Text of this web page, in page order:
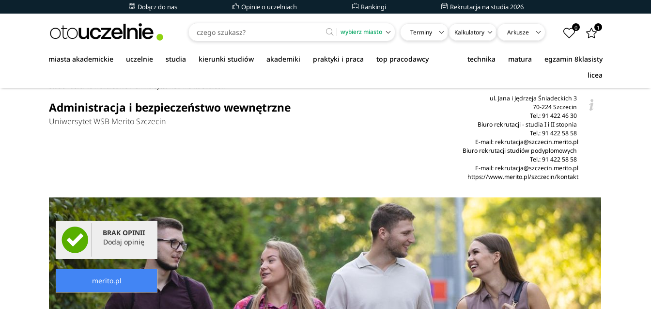
Dołącz do nas Opinie o uczelniach Rankingi Rekrutacja na studia 2026
wybierz miasto Terminy Kalkulatory Arkusze
0 1
miasta akademickie uczelnie studia kierunki studiów akademiki praktyki i praca top pracodawcy egzamin 8klasisty
matura
technika
licea
Studia i uczelnie w Szczecinie Uniwersytet WSB Merito Szczecin
Administracja i bezpieczeństwo wewnętrzne
Uniwersytet WSB Merito Szczecin
ul. Jana i Jędrzeja Śniadeckich 3
70-224 Szczecin
Tel.: 91 422 46 30
Biuro rekrutacji - studia I i II stopnia
Tel.: 91 422 58 58
E-mail: rekrutacja@szczecin.merito.pl
Biuro rekrutacji studiów podyplomowych
Tel.: 91 422 58 58
E-mail: rekrutacja@szczecin.merito.pl
https://www.merito.pl/szczecin/kontakt
BRAK OPINII
Dodaj opinię
merito.pl